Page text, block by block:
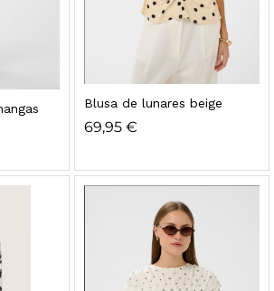
Blusa de lunares beige
69,95 €